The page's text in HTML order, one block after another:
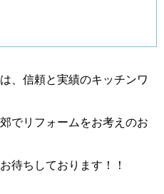
、信頼と実績のキッチンワ
でリフォームをお考えのお
待ちしております！！